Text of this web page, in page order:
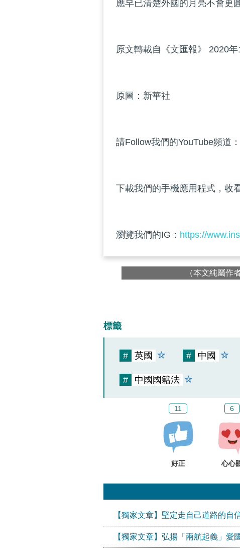
應早已清楚外國的月亮不會更
原文轉載自《文匯報》 2020年
原圖：新華社
請Follow我們的YouTube頻道：
下載我們的手機應用程式，收
瀏覽我們的IG： https://
（本文純屬作
標籤
# 英國 # 中國
# 中國國籍法
11
好正
6
心心
【獨家文章】堅定走自己道路的自
【獨家文章】弘揚「兩航起義」愛